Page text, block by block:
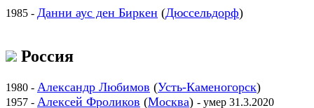
1985 - Данни аус ден Биркен (Дюссельдорф)
Россия
1980 - Александр Любимов (Усть-Каменогорск)
1957 - Алексей Фроликов (Москва) - умер 31.3.2020